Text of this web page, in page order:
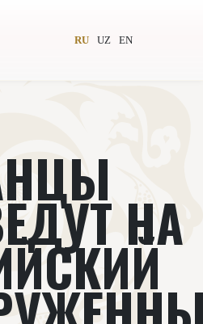
RU UZ EN
Всемирное общество
Новости
Подкасты
Видеолекторий
НА